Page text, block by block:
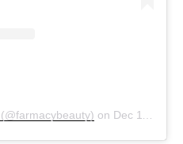
on Dec 11, 2018 at 12:21pm PST